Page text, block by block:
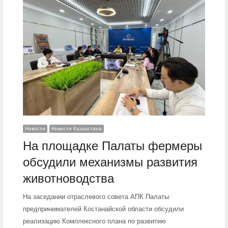
Новости Новости Казахстана
На площадке Палаты фермеры
обсудили механизмы развития
животноводства
На заседании отраслевого совета АПК Палаты
предпринимателей Костанайской области обсудили
реализацию Комплексного плана по развитию